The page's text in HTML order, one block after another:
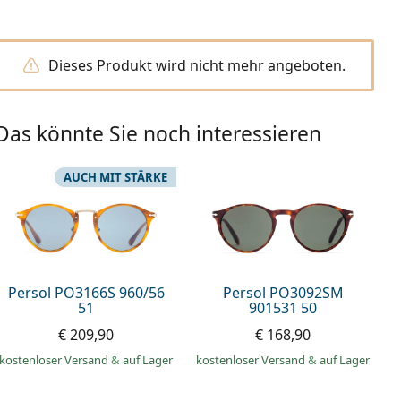
Dieses Produkt wird nicht mehr angeboten.
könnte Sie noch interessieren
Persol PO3166S 960/56
51
AUCH MIT STÄRKE
€ 209,90
kostenloser Versand& auf Lager
Persol PO3092SM
901531 50
€ 168,90
kostenloser Versand& auf Lager